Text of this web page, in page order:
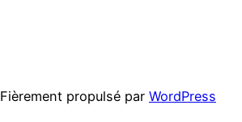
Fièrement propulsé par WordPress